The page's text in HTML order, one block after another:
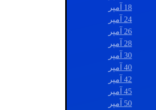
18 آمپر
24 آمپر
26 آمپر
28 آمپر
30 آمپر
40 آمپر
42 آمپر
45 آمپر
50 آمپر